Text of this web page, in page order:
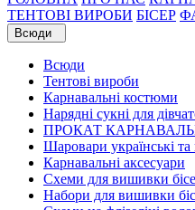
ТЕНТОВІ ВИРОБИ БІСЕР
Всюди
Всюди
Тентові вироби
Карнавальні костюми
Нарядні сукні для
ПРОКАТ
Шаровари українські
Карнавальні аксесуари
Схеми для вишивки
Набори для вишивки